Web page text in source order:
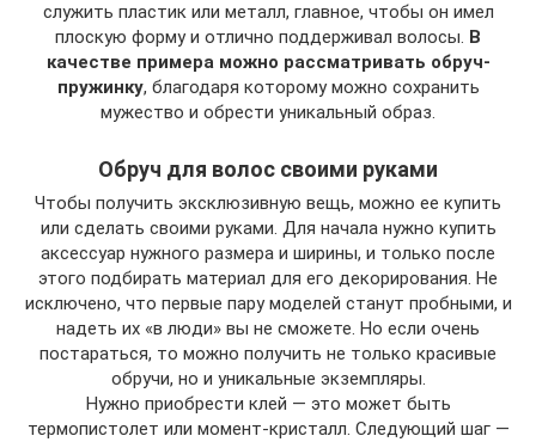
служить пластик или металл, главное, чтобы он имел
плоскую форму и отлично поддерживал волосы. В
качестве примера можно рассматривать обруч-
пружинку, благодаря которому можно сохранить
мужество и обрести уникальный образ.
Обруч для волос своими руками
Чтобы получить эксклюзивную вещь, можно ее купить
или сделать своими руками. Для начала нужно купить
аксессуар нужного размера и ширины, и только после
этого подбирать материал для его декорирования. Не
исключено, что первые пару моделей станут пробными, и
надеть их «в люди» вы не сможете. Но если очень
постараться, то можно получить не только красивые
обручи, но и уникальные экземпляры.
Нужно приобрести клей — это может быть
термопистолет или момент-кристалл. Следующий шаг —